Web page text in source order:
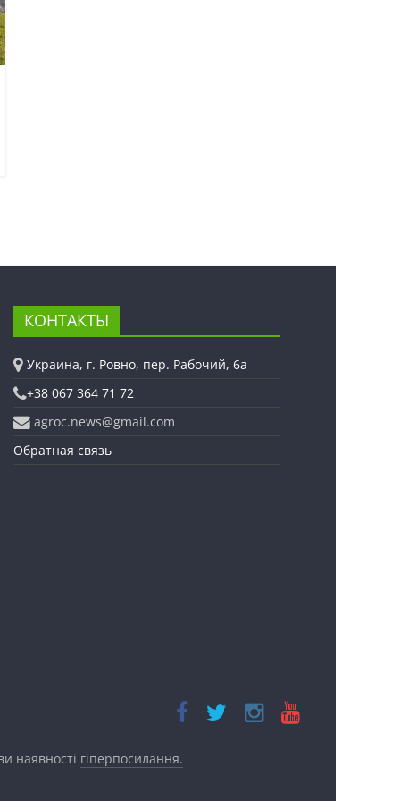
КОНТАКТЫ
Украина, г. Ровно, пер. Рабочий, 6а
+38 067 364 71 72
agroc.news@gmail.com
Обратная связь
наявності гіперпосилання.